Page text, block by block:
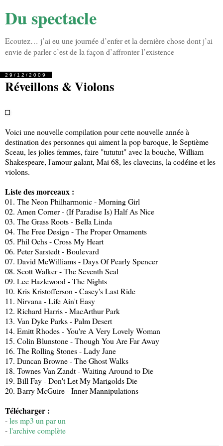
Du spectacle
Ecoutez… j’ai eu une journée d’enfer et la dernière chose dont j’ai
envie de parler c’est de la façon d’affronter l’existence
29/12/2009
Réveillons & Violons
Voici une nouvelle compilation pour cette nouvelle année à
destination des personnes qui aiment la pop baroque, le Septième
Sceau, les jolies femmes, faire "tututut" avec la bouche, William
Shakespeare, l'amour galant, Mai 68, les clavecins, la codéine et les
violons.
Liste des morceaux :
01. The Neon Philharmonic - Morning Girl
02. Amen Corner - (If Paradise Is) Half As Nice
03. The Grass Roots - Bella Linda
04. The Free Design - The Proper Ornaments
05. Phil Ochs - Cross My Heart
06. Peter Sarstedt - Boulevard
07. David McWilliams - Days Of Pearly Spencer
08. Scott Walker - The Seventh Seal
09. Lee Hazlewood - The Nights
10. Kris Kristofferson - Casey's Last Ride
11. Nirvana - Life Ain't Easy
12. Richard Harris - MacArthur Park
13. Van Dyke Parks - Palm Desert
14. Emitt Rhodes - You're A Very Lovely Woman
15. Colin Blunstone - Though You Are Far Away
16. The Rolling Stones - Lady Jane
17. Duncan Browne - The Ghost Walks
18. Townes Van Zandt - Waiting Around to Die
19. Bill Fay - Don't Let My Marigolds Die
20. Barry McGuire - Inner-Mannipulations
Télécharger :
-les mp3 un par un
-l'archive complète